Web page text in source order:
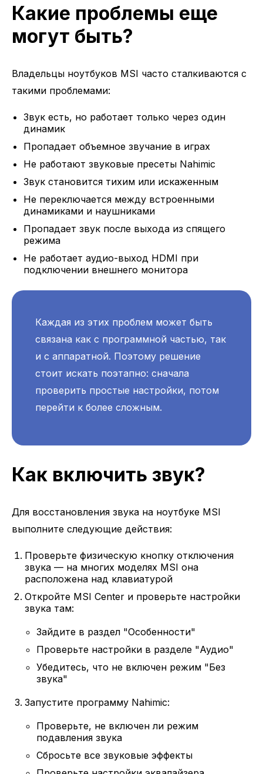
Какие проблемы еще
могут быть?
Владельцы ноутбуков MSI часто сталкиваются с
такими проблемами:
Звук есть, но работает только через один
динамик
Пропадает объемное звучание в играх
Не работают звуковые пресеты Nahimic
Звук становится тихим или искаженным
Не переключается между встроенными
динамиками и наушниками
Пропадает звук после выхода из спящего
режима
Не работает аудио-выход HDMI при
подключении внешнего монитора
Каждая из этих проблем может быть
связана как с программной частью, так
и с аппаратной. Поэтому решение
стоит искать поэтапно: сначала
проверить простые настройки, потом
перейти к более сложным.
Как включить звук?
Для восстановления звука на ноутбуке MSI
выполните следующие действия:
Проверьте физическую кнопку отключения
звука — на многих моделях MSI она
расположена над клавиатурой
Откройте MSI Center и проверьте настройки
звука там:
Зайдите в раздел "Особенности"
Проверьте настройки в разделе "Аудио"
Убедитесь, что не включен режим "Без
звука"
Запустите программу Nahimic:
Проверьте, не включен ли режим
подавления звука
Сбросьте все звуковые эффекты